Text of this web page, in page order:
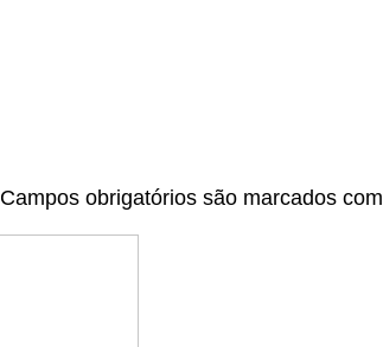
Campos obrigatórios são marcados com